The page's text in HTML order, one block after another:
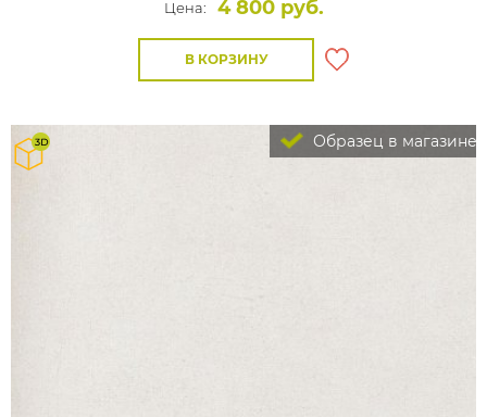
Цена:
4 800 руб.
В КОРЗИНУ
Образец в магазине